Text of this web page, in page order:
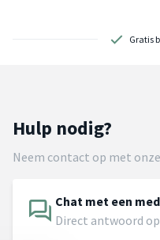
Gratis
Hulp nodig?
Neem contact op met
Chat met een
Direct antwoord